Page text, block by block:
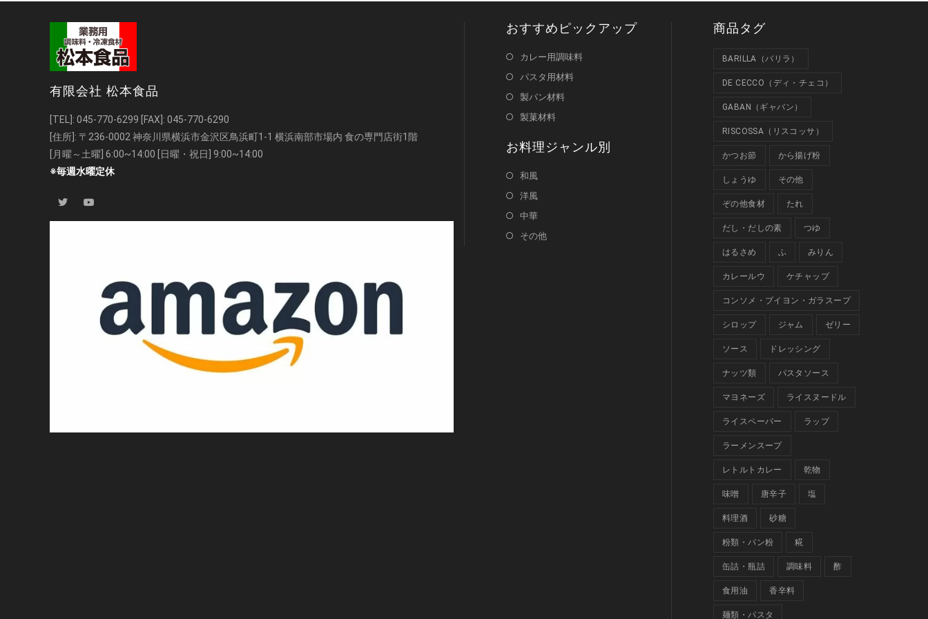
有限会社 松本食品
[TEL]: 045-770-6299 [FAX]: 045-770-6290
[住所]: 〒236-0002 神奈川県横浜市金沢区鳥浜町1-1 横浜南部市場内 食の専門店街1階
[月曜～土曜] 6:00~14:00 [日曜・祝日] 9:00~14:00
※毎週水曜定休
おすすめピックアップ
カレー用調味料
パスタ用材料
製パン材料
製菓材料
お料理ジャンル別
和風
洋風
中華
その他
商品タグ
BARILLA（バリラ）
DE CECCO（ディ・チェコ）
GABAN（ギャバン）
RISCOSSA（リスコッサ）
かつお節 から揚げ粉
しょうゆ その他
ぞの他食材 たれ
だし・だしの素 つゆ
はるさめ ふ みりん
カレールウ ケチャップ
コンソメ・ブイヨン・ガラスープ
シロップ ジャム ゼリー
ソース ドレッシング
ナッツ類 パスタソース
マヨネーズ ライスヌードル
ライスペーパー ラップ
ラーメンスープ
レトルトカレー 乾物
味噌 唐辛子 塩
料理酒 砂糖
粉類・パン粉 糀
缶詰・瓶詰 調味料 酢
食用油 香辛料
麺類・パスタ